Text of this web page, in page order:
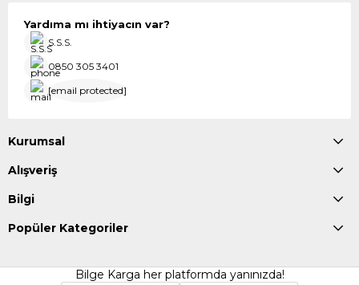
Yardıma mı ihtiyacın var?
S.S.S.
0850 305 3401
[email protected]
Kurumsal
Alışveriş
Bilgi
Popüler Kategoriler
Bilge Karga her platformda yanınızda!